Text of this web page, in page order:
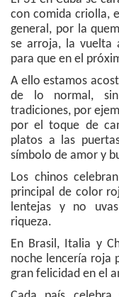
con comida criolla,
general, por la
se arroja, la vuelta
para que en el
A ello estamos
de lo normal,
tradiciones, por
por el toque de
platos a las
símbolo de amor y
Los chinos
principal de color
lentejas y no
riqueza.
En Brasil, Italia y
noche lencería roja
gran felicidad en el